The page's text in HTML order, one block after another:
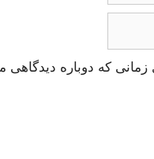
که دوباره